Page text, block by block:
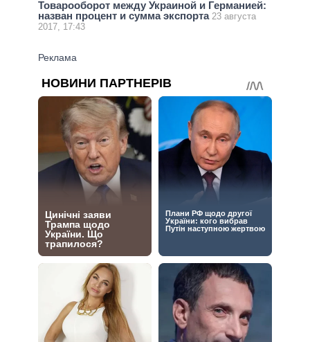
Товарооборот между Украиной и Германией:
назван процент и сумма экспорта 23 августа
2017, 17:43